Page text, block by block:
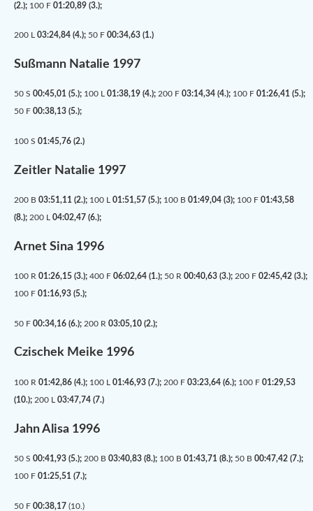
(2.); 100 F 01:20,89 (3.);
200 L 03:24,84 (4.); 50 F 00:34,63 (1.)
Sußmann Natalie 1997
50 S 00:45,01 (5.); 100 L 01:38,19 (4.); 200 F 03:14,34 (4.); 100 F 01:26,41 (5.);
50 F 00:38,13 (5.);
100 S 01:45,76 (2.)
Zeitler Natalie 1997
200 B 03:51,11 (2.); 100 L 01:51,57 (5.); 100 B 01:49,04 (3); 100 F 01:43,58
(8.); 200 L 04:02,47 (6.);
Arnet Sina 1996
100 R 01:26,15 (3.); 400 F 06:02,64 (1.); 50 R 00:40,63 (3.); 200 F 02:45,42 (3.);
100 F 01:16,93 (5.);
50 F 00:34,16 (6.); 200 R 03:05,10 (2.);
Czischek Meike 1996
100 R 01:42,86 (4.); 100 L 01:46,93 (7.); 200 F 03:23,64 (6.); 100 F 01:29,53
(10.); 200 L 03:47,74 (7.)
Jahn Alisa 1996
50 S 00:41,93 (5.); 200 B 03:40,83 (8.); 100 B 01:43,71 (8.); 50 B 00:47,42 (7.);
100 F 01:25,51 (7.);
50 F 00:38,17 (10.)